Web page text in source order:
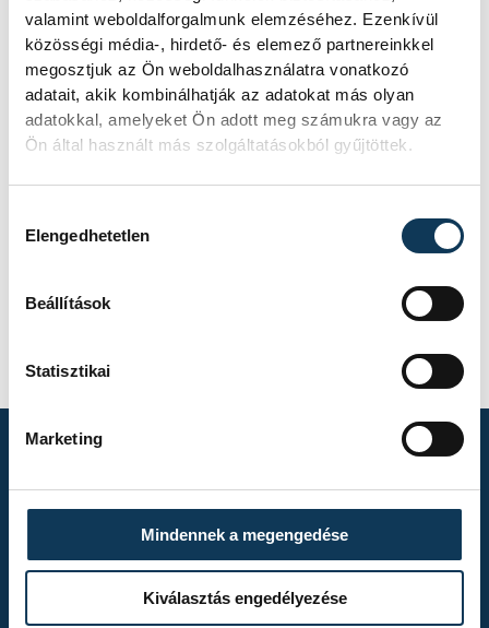
valamint weboldalforgalmunk elemzéséhez. Ezenkívül
közösségi média-, hirdető- és elemező partnereinkkel
megosztjuk az Ön weboldalhasználatra vonatkozó
adatait, akik kombinálhatják az adatokat más olyan
adatokkal, amelyeket Ön adott meg számukra vagy az
Ön által használt más szolgáltatásokból gyűjtöttek.
Elengedhetetlen
Beállítások
Statisztikai
Marketing
Mindennek a megengedése
Kiválasztás engedélyezése
TOVÁBBI
ALBUMOK